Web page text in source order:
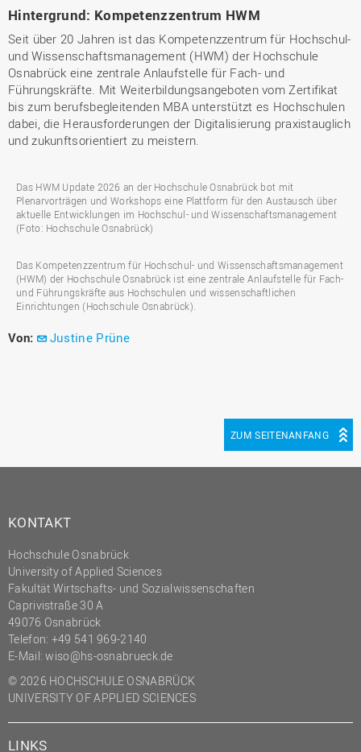
Hintergrund: Kompetenzzentrum HWM
Seit über 20 Jahren ist das Kompetenzzentrum für Hochschul-
und Wissenschaftsmanagement (HWM) der Hochschule
Osnabrück eine zentrale Anlaufstelle für Fach- und
Führungskräfte. Mit Weiterbildungsangeboten vom Zertifikat
bis zum berufsbegleitenden MBA unterstützt es Hochschulen
dabei, die Herausforderungen der Digitalisierung praxistauglich
und zukunftsorientiert zu meistern.
Das HWM Update 2026 an der Hochschule Osnabrück bot mit
Plenarvorträgen und Workshops eine Plattform für den Austausch über
aktuelle Entwicklungen im Hochschul- und Wissenschaftsmanagement
(Foto: Hochschule Osnabrück)
Das Kompetenzzentrum für Hochschul- und Wissenschaftsmanagement
(HWM) der Hochschule Osnabrück ist eine zentrale Anlaufstelle für Fach-
und Führungskräfte aus Hochschulen und wissenschaftlichen
Einrichtungen (Hochschule Osnabrück).
Von: Justine Prüne
ZUM SEITENANFANG
KONTAKT
Hochschule Osnabrück
University of Applied Sciences
Fakultät Wirtschafts- und Sozialwissenschaften
Caprivistraße 30 A
49076 Osnabrück
Telefon: +49 541 969-2140
E-Mail:wiso@hs-osnabrueck.de
© 2026 HOCHSCHULE OSNABRÜCK
UNIVERSITY OF APPLIED SCIENCES
LINKS